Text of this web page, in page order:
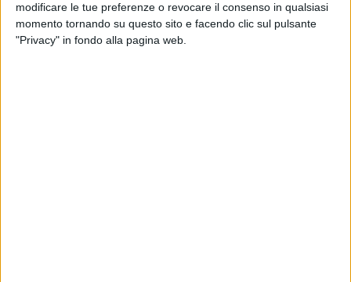
modificare le tue preferenze o revocare il consenso in qualsiasi
momento tornando su questo sito e facendo clic sul pulsante
"Privacy" in fondo alla pagina web.
del brand cittadino, elaborati dall'agenziaPush studio,
aggiudicataria della gara sul re-branding dell'immagine della
città di Bari.